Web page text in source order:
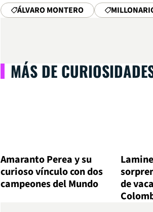
ÁLVARO MONTERO
MÁS DE
Amaranto Perea y su
curioso vínculo con dos
campeones del Mundo
de